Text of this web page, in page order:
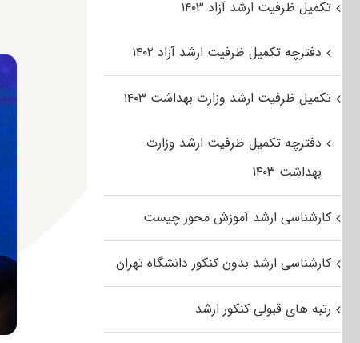
تکمیل ظرفیت ارشد آزاد ۱۴۰۳
دفترچه تکمیل ظرفیت ارشد آزاد ۱۴۰۲
تکمیل ظرفیت ارشد وزارت بهداشت ۱۴۰۳
دفترچه تکمیل ظرفیت ارشد وزارت
بهداشت ۱۴۰۳
کارشناسی ارشد آموزش محور چیست
کارشناسی ارشد بدون کنکور دانشگاه تهران
رتبه های قبولی کنکور ارشد